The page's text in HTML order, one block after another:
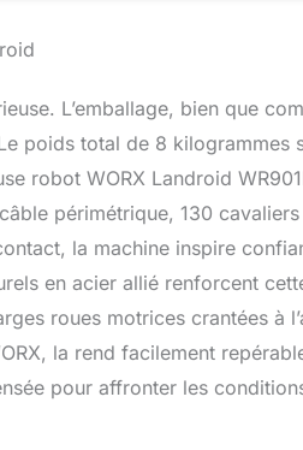
L’emballage, bien que
poids total de 8 kilogrammes
robot WORX Landroid
périmétrique, 130
la machine inspire
en acier allié renforcent
roues motrices crantées à
la rend facilement
pour affronter les